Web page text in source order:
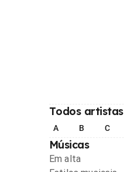
Todos artistas
A B C
Músicas
Em alta